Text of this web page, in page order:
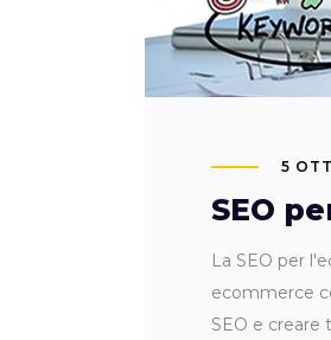
5
SEO
La SEO per
ecommerce
SEO e creare